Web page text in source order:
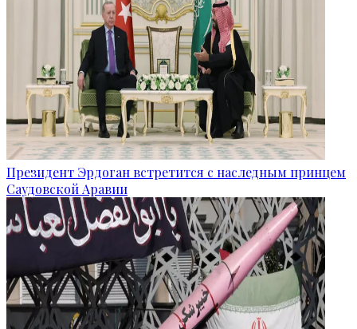
Президент Эрдоган встретится с наследным принцем
Саудовской Аравии